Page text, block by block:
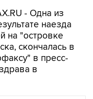
- Одна из
наезда
на "островке
скончалась в
в пресс-
в